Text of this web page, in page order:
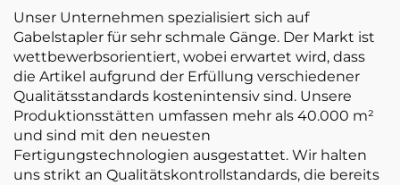
Unser Unternehmen spezialisiert sich auf
Gabelstapler für sehr schmale Gänge. Der Markt ist
wettbewerbsorientiert, wobei erwartet wird, dass
die Artikel aufgrund der Erfüllung verschiedener
Qualitätsstandards kostenintensiv sind. Unsere
Produktionsstätten umfassen mehr als 40.000 m²
und sind mit den neuesten
Fertigungstechnologien ausgestattet. Wir halten
uns strikt an Qualitätskontrollstandards, die bereits